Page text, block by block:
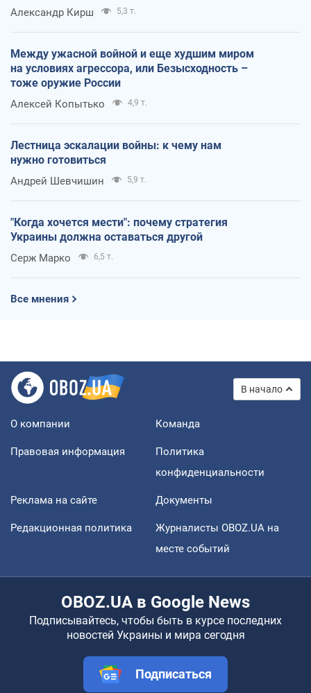
Александр Кирш 5,3 т.
Между ужасной войной и еще худшим миром
на условиях агрессора, или Безысходность –
тоже оружие России
Алексей Копытько 4,9 т.
Лестница эскалации войны: к чему нам
нужно готовиться
Андрей Шевчишин 5,9 т.
"Когда хочется мести": почему стратегия
Украины должна оставаться другой
Серж Марко 6,5 т.
Все мнения
В начало
О компании Команда
Правовая информация
Политика
конфиденциальности
Реклама на сайте Документы
Редакционная политика
Журналисты OBOZ.UA на
месте событий
OBOZ.UA в Google News
Подписывайтесь, чтобы быть в курсе последних
новостей Украины и мира сегодня
Подписаться